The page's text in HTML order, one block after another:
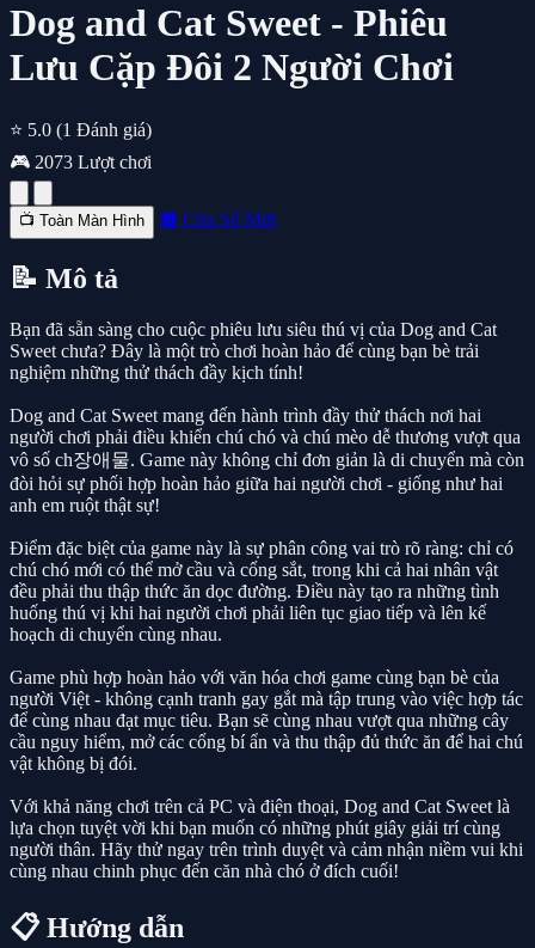
Dog and Cat Sweet - Phiêu
Lưu Cặp Đôi 2 Người Chơi
⭐ 5.0 (1 Đánh giá)
🎮 2073 Lượt chơi
📺 Toàn Màn Hình 🔲 Cửa Sổ Mới
📝 Mô tả
Bạn đã sẵn sàng cho cuộc phiêu lưu siêu thú vị của Dog and Cat
Sweet chưa? Đây là một trò chơi hoàn hảo để cùng bạn bè trải
nghiệm những thử thách đầy kịch tính!
Dog and Cat Sweet mang đến hành trình đầy thử thách nơi hai
người chơi phải điều khiển chú chó và chú mèo dễ thương vượt qua
vô số ch장애물. Game này không chỉ đơn giản là di chuyển mà còn
đòi hỏi sự phối hợp hoàn hảo giữa hai người chơi - giống như hai
anh em ruột thật sự!
Điểm đặc biệt của game này là sự phân công vai trò rõ ràng: chỉ có
chú chó mới có thể mở cầu và cổng sắt, trong khi cả hai nhân vật
đều phải thu thập thức ăn dọc đường. Điều này tạo ra những tình
huống thú vị khi hai người chơi phải liên tục giao tiếp và lên kế
hoạch di chuyển cùng nhau.
Game phù hợp hoàn hảo với văn hóa chơi game cùng bạn bè của
người Việt - không cạnh tranh gay gắt mà tập trung vào việc hợp tác
để cùng nhau đạt mục tiêu. Bạn sẽ cùng nhau vượt qua những cây
cầu nguy hiểm, mở các cổng bí ẩn và thu thập đủ thức ăn để hai chú
vật không bị đói.
Với khả năng chơi trên cả PC và điện thoại, Dog and Cat Sweet là
lựa chọn tuyệt vời khi bạn muốn có những phút giây giải trí cùng
người thân. Hãy thử ngay trên trình duyệt và cảm nhận niềm vui khi
cùng nhau chinh phục đến căn nhà chó ở đích cuối!
📋 Hướng dẫn